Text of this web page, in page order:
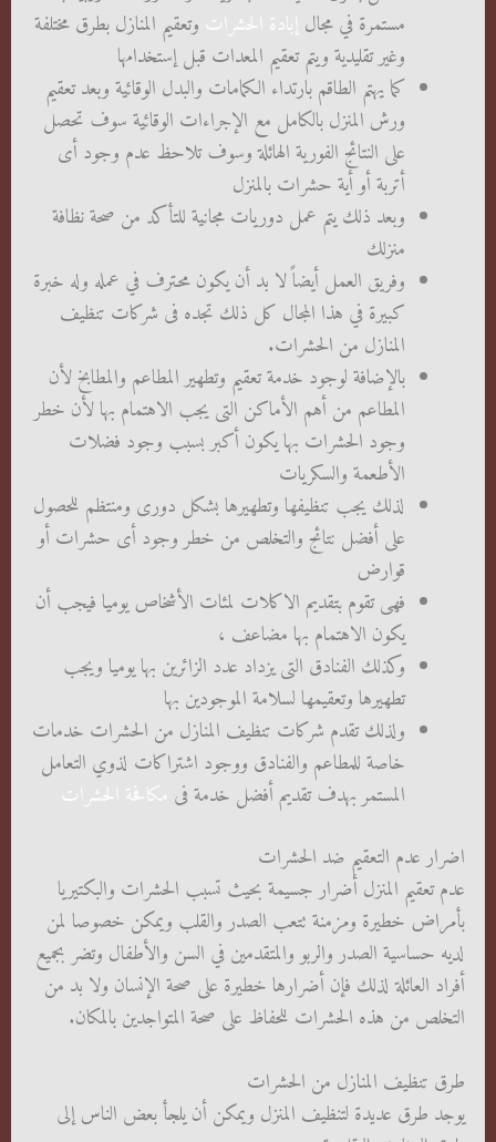
مستمرة في مجالإبادة الحشرات وتعقيم المنازل بطرق مختلفة
وغير تقليدية ويتم تعقيم المعدات قبل إستخدامها
كما يهتم الطاقم بارتداء الكمامات والبدل الوقائية وبعد تعقيم
ورش المنزل بالكامل مع الإجراءات الوقائية سوف تحصل
على النتائج الفورية الهائلة وسوف تلاحظ عدم وجود أى
أتربة أو أية حشرات بالمنزل
وبعد ذلك يتم عمل دوريات مجانية للتأكد من صحة نظافة
منزلك
وفريق العمل أيضاً لا بد أن يكون محترف في عمله وله خبرة
كبيرة في هذا المجال كل ذلك تجده فى شركات تنظيف
المنازل من الحشرات.
بالإضافة لوجود خدمة تعقيم وتطهير المطاعم والمطابخ لأن
المطاعم من أهم الأماكن التى يجب الاهتمام بها لأن خطر
وجود الحشرات بها يكون أكبر بسبب وجود فضلات
الأطعمة والسكريات
لذلك يجب تنظيفها وتطهيرها بشكل دورى ومنتظم للحصول
على أفضل نتائج والتخلص من خطر وجود أى حشرات أو
قوارض
فهى تقوم بتقديم الاكلات لمئات الأشخاص يوميا فيجب أن
يكون الاهتمام بها مضاعف ،
وكذلك الفنادق التى يزداد عدد الزائرين بها يوميا ويجب
تطهيرها وتعقيمها لسلامة الموجودين بها
ولذلك تقدم شركات تنظيف المنازل من الحشرات خدمات
خاصة للمطاعم والفنادق ووجود اشتراكات لذوي التعامل
المستمر بهدف تقديم أفضل خدمة فى مكافحة الحشرات
اضرار عدم التعقيم ضد الحشرات
عدم تعقيم المنزل أضرار جسيمة بحيث تسبب الحشرات والبكتيريا
بأمراض خطيرة ومزمنة تتعب الصدر والقلب ويمكن خصوصا لمن
لديه حساسية الصدر والربو والمتقدمين في السن والأطفال وتضر بجميع
أفراد العائلة لذلك فإن أضرارها خطيرة على صحة الإنسان ولا بد من
التخلص من هذه الحشرات للحفاظ على صحة المتواجدين بالمكان.
طرق تنظيف المنازل من الحشرات
يوجد طرق عديدة لتنظيف المنزل ويمكن أن يلجأ بعض الناس إلى